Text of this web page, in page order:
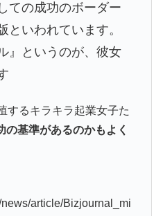
ての成功のボーダー
といわれています。
』というのが、彼女
するキラキラ起業女子た
の基準があるのかもよく
article/Bizjournal_mi